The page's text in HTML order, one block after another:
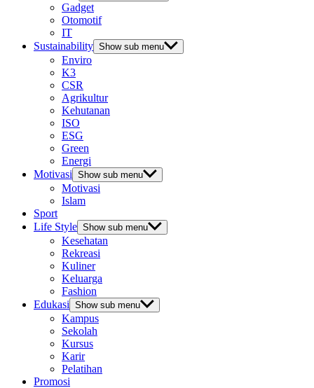
Gadget
Otomotif
IT
Sustainability Show sub menu
Enviro
K3
CSR
Agrikultur
Kehutanan
ISO
ESG
Green
Energi
Motivasi Show sub menu
Motivasi
Islam
Sport
Life Style Show sub menu
Kesehatan
Rekreasi
Kuliner
Keluarga
Fashion
Edukasi Show sub menu
Kampus
Sekolah
Kursus
Karir
Pelatihan
Promosi